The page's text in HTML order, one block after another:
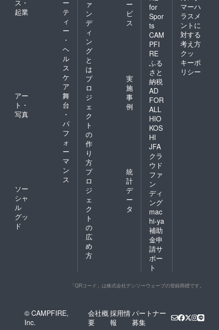
ス︎︎は、
帝人フ
ティア
株式会
社の登
録商標
です。
SS ウエ
スト 70
ラック
材 ：
複合繊
維（ポ
リエス
テル）
75% 、
ポリエ
ステル
上 26 股
ス・
起業
ー
テ
ィ
ー
・
ヘ
ル
ス
ケ
ア
アー
ト・
写真
舞
台
・
パ
フ
ォ
ー
マ
ン
ス
ソー
シャ
ル
グッ
ド
ァ
ン
デ
ィ
ン
グ
と
は
ー
ビ
ス
プ
ロ
ジ
ェ
ク
ト
の
作
り
方
実
施
事
例
プ
ロ
ジ
ェ
ク
ト
の
広
め
方
統
計
デ
ー
タ
for
Spor
ts
CAM
PFI
RE
ふる
さと
納税
AD
FOR
ALL
HIO
KOS
HI
JFA
クラ
ウド
ファ
ン
ディ
ング
mac
hi-ya
補助
金申
請サ
ポー
ト
マーハ
ラスメ
ントに
対する
考え方
クッ
キーポ
リシー
「QRコード」は株式会社デンソーウェーブの登録商標です。
© CAMPFIRE,
Inc.
会社概
要
採用情
報
パートナー
募集